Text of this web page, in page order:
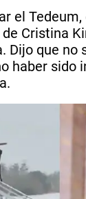
el
Cristina
Dijo que no
haber sido